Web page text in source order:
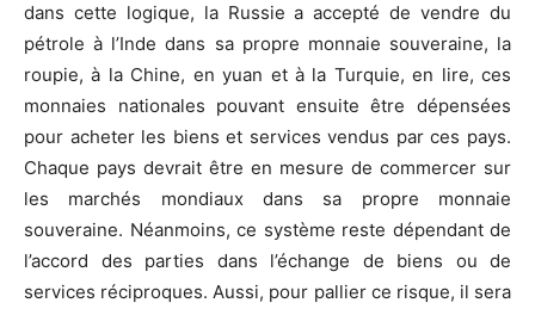
dans cette logique, la Russie a accepté de vendre du
pétrole à l’Inde dans sa propre monnaie souveraine, la
roupie, à la Chine, en yuan et à la Turquie, en lire, ces
monnaies nationales pouvant ensuite être dépensées
pour acheter les biens et services vendus par ces pays.
Chaque pays devrait être en mesure de commercer sur
les marchés mondiaux dans sa propre monnaie
souveraine. Néanmoins, ce système reste dépendant de
l’accord des parties dans l’échange de biens ou de
services réciproques. Aussi, pour pallier ce risque, il sera